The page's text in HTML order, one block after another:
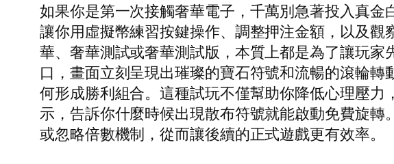
如果你是第一次接觸奢華電子，千萬別急著投入真
讓你用虛擬幣練習按鍵操作、調整押注金額，以及
華、奢華測試或奢華測試版，本質上都是為了讓玩
口，畫面立刻呈現出璀璨的寶石符號和流暢的滾輪
何形成勝利組合。這種試玩不僅幫助你降低心理壓
示，告訴你什麼時候出現散布符號就能啟動免費旋
或忽略倍數機制，從而讓後續的正式遊戲更有效率。